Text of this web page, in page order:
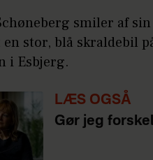
smiler af
en stor, blå skraldebil
i Esbjerg.
LÆS OGSÅ
Gør jeg